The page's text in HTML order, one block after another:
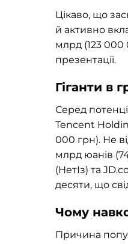
Цікаво, що
й активно
млрд (123 000
презентації.
Гіганти в
Серед
Tencent
000 грн). Не
млрд юанів
(НетІз) та
десяти, що
Чому
Причина